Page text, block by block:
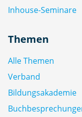
Inhouse-Seminare
Themen
Alle Themen
Verband
Bildungsakademie